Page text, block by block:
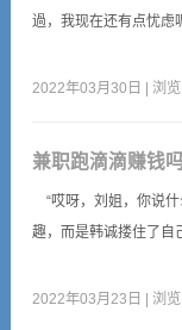
過，我现在还有点忧虑
2022年03月30日 | 浏
兼职跑滴滴赚钱
“哎呀，刘姐，你说什
趣，而是韩诚搂住了自
2022年03月23日 | 浏